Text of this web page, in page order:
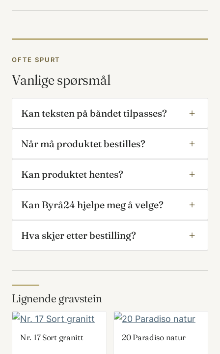
OFTE SPURT
Vanlige spørsmål
Kan teksten på båndet tilpasses?
Når må produktet bestilles?
Kan produktet hentes?
Kan Byrå24 hjelpe meg å velge?
Hva skjer etter bestilling?
Lignende gravstein
Nr. 17 Sort granitt 20 Paradiso natur